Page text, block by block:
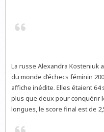
La russe Alexandra Kosteniuk
du monde d’échecs féminin
affiche inédite. Elles étaient
plus que deux pour conquérir
longues, le score final est de